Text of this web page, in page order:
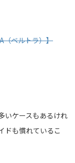
いケースもあるけれ
ドも慣れているこ